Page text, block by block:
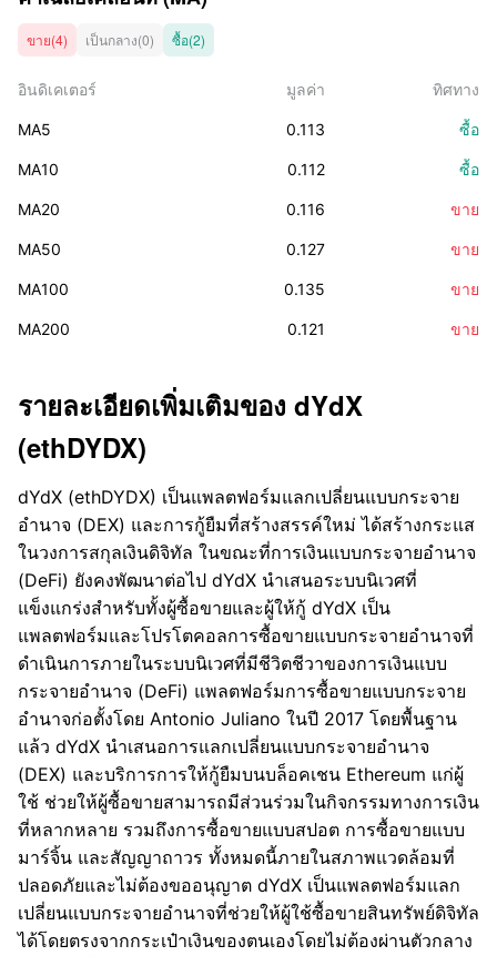
ขาย(4) เป็นกลาง(0) ซื้อ(2)
อินดิเคเตอร์ มูลค่า ทิศทาง
MA5 0.113 ซื้อ
MA10 0.112 ซื้อ
MA20 0.116 ขาย
MA50 0.127 ขาย
MA100 0.135 ขาย
MA200 0.121 ขาย
รายละเอียดเพิ่มเติมของ dYdX
(ethDYDX)
dYdX (ethDYDX) เป็นแพลตฟอร์มแลกเปลี่ยนแบบกระจาย
อำนาจ (DEX) และการกู้ยืมที่สร้างสรรค์ใหม่ ได้สร้างกระแส
ในวงการสกุลเงินดิจิทัล ในขณะที่การเงินแบบกระจายอำนาจ
(DeFi) ยังคงพัฒนาต่อไป dYdX นำเสนอระบบนิเวศที่
แข็งแกร่งสำหรับทั้งผู้ซื้อขายและผู้ให้กู้ dYdX เป็น
แพลตฟอร์มและโปรโตคอลการซื้อขายแบบกระจายอำนาจที่
ดำเนินการภายในระบบนิเวศที่มีชีวิตชีวาของการเงินแบบ
กระจายอำนาจ (DeFi) แพลตฟอร์มการซื้อขายแบบกระจาย
อำนาจก่อตั้งโดย Antonio Juliano ในปี 2017 โดยพื้นฐาน
แล้ว dYdX นำเสนอการแลกเปลี่ยนแบบกระจายอำนาจ
(DEX) และบริการการให้กู้ยืมบนบล็อคเชน Ethereum แก่ผู้
ใช้ ช่วยให้ผู้ซื้อขายสามารถมีส่วนร่วมในกิจกรรมทางการเงิน
ที่หลากหลาย รวมถึงการซื้อขายแบบสปอต การซื้อขายแบบ
มาร์จิ้น และสัญญาถาวร ทั้งหมดนี้ภายในสภาพแวดล้อมที่
ปลอดภัยและไม่ต้องขออนุญาต dYdX เป็นแพลตฟอร์มแลก
เปลี่ยนแบบกระจายอำนาจที่ช่วยให้ผู้ใช้ซื้อขายสินทรัพย์ดิจิทัล
ได้โดยตรงจากกระเป๋าเงินของตนเองโดยไม่ต้องผ่านตัวกลาง